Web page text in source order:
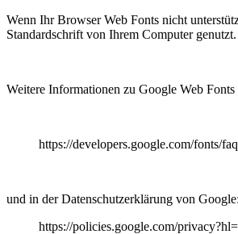
Wenn Ihr Browser Web Fonts nicht
Standardschrift von Ihrem Computer genutzt.
Weitere Informationen zu Google Web
https://developers.google.com/fonts/faq
und in der Datenschutzerklärung von Google:
https://policies.google.com/